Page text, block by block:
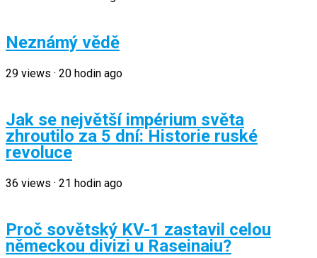
Neznámý vědě
29 views · 20 hodin ago
Jak se největší impérium světa
zhroutilo za 5 dní: Historie ruské
revoluce
36 views · 21 hodin ago
Proč sovětský KV-1 zastavil celou
německou divizi u Raseinaiu?